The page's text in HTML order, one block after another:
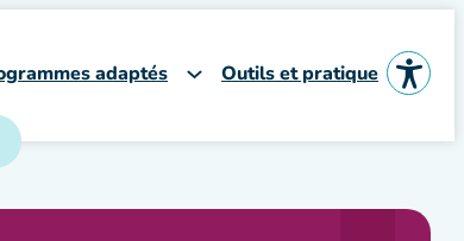
adaptés Outils et pratique